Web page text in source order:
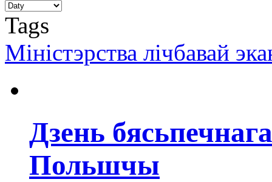
Tags
Міністэрства лічбавай
Дзень
Польшчы